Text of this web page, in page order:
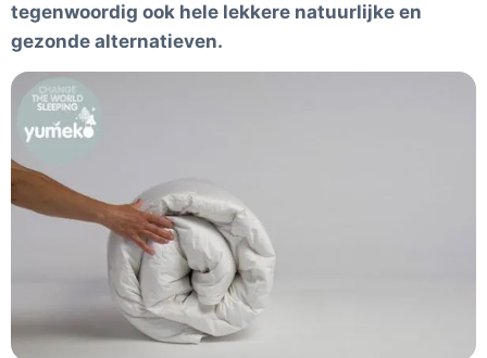
tegenwoordig ook hele lekkere natuurlijke en
gezonde alternatieven.